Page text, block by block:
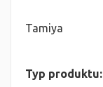
Tamiya
Typ produktu: